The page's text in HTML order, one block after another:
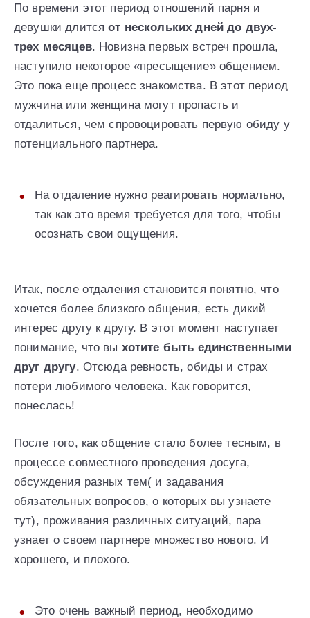
По времени этот период отношений парня и
девушки длитсяот нескольких дней до двух-
трех месяцев. Новизна первых встреч прошла,
наступило некоторое «пресыщение» общением.
Это пока еще процесс знакомства. В этот период
мужчина или женщина могут пропасть и
отдалиться, чем спровоцировать первую обиду у
потенциального партнера.
На отдаление нужно реагировать нормально,
так как это время требуется для того, чтобы
осознать свои ощущения.
Итак, после отдаления становится понятно, что
хочется более близкого общения, есть дикий
интерес другу к другу. В этот момент наступает
понимание, что вы хотите быть единственными
друг другу. Отсюда ревность, обиды и страх
потери любимого человека. Как говорится,
понеслась!
После того, как общение стало более тесным, в
процессе совместного проведения досуга,
обсуждения разных тем( и задавания
обязательных вопросов, о которых вы узнаете
тут), проживания различных ситуаций, пара
узнает о своем партнере множество нового. И
хорошего, и плохого.
Это очень важный период, необходимо